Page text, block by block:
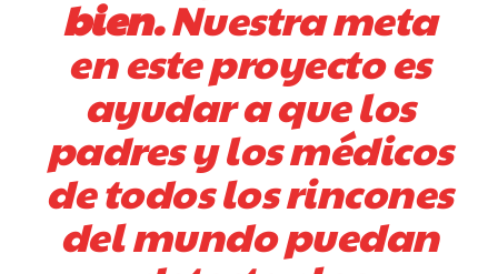
bien.Nuestra meta
en este proyecto es
ayudar a que los
padres y los médicos
de todos los rincones
del mundo puedan